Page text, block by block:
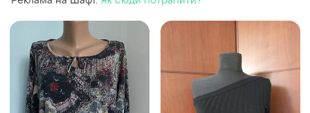
(стан нового )